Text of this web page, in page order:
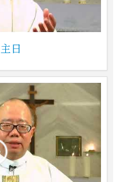
日